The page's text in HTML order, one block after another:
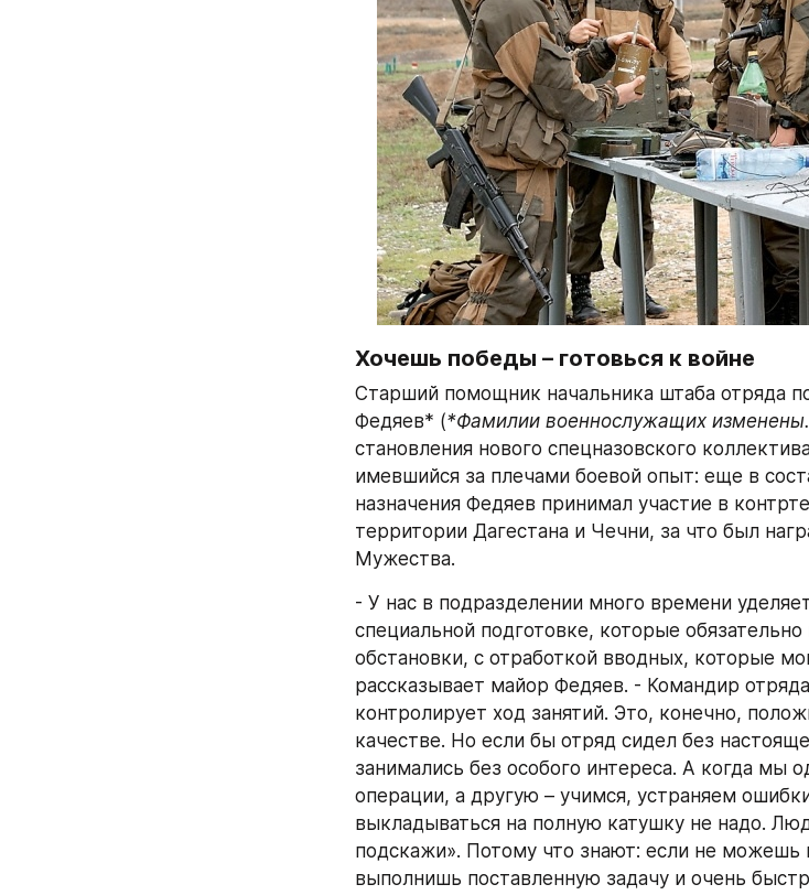
Хочешь победы – готовься к войне
Старший помощник начальника штаба отряда
Федяев* (*Фамилии военнослужащих изменены.
становления нового спецназовского
имевшийся за плечами боевой опыт: еще в
назначения Федяев принимал участие в
территории Дагестана и Чечни, за что был
Мужества.
- У нас в подразделении много времени
специальной подготовке, которые
обстановки, с отработкой вводных, которые
рассказывает майор Федяев. - Командир
контролирует ход занятий. Это, конечно,
качестве. Но если бы отряд сидел без
занимались без особого интереса. А когда мы
операции, а другую – учимся, устраняем
выкладываться на полную катушку не надо.
подскажи». Потому что знают: если не можешь
выполнишь поставленную задачу и очень